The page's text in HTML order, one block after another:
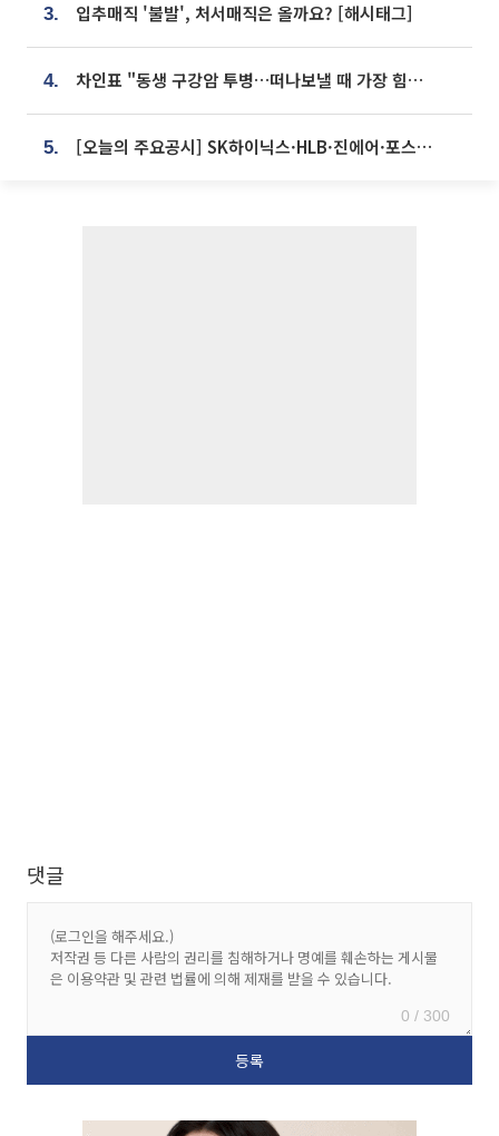
3. 입추매직 '불발', 처서매직은 올까요? [해시태그]
4. 차인표 "동생 구강암 투병…떠나보낼 때 가장 힘들었다”
5. [오늘의 주요공시] SK하이닉스·HLB·진에어·포스코홀딩스·네이버·대우건설 등
댓글
0 / 300